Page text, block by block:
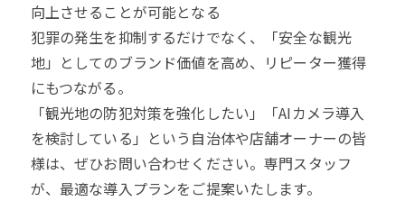
向上させることが可能となる
犯罪の発生を抑制するだけでなく、「安全な観光
地」としてのブランド価値を高め、リピーター獲得
にもつながる。
「観光地の防犯対策を強化したい」「AIカメラ導入
を検討している」という自治体や店舗オーナーの皆
様は、ぜひお問い合わせください。専門スタッフ
が、最適な導入プランをご提案いたします。